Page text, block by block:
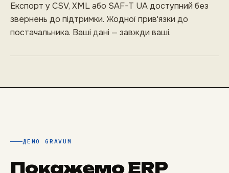
Експорт у CSV, XML або SAF-T UA доступний без
звернень до підтримки. Жодної прив'язки до
постачальника. Ваші дані — завжди ваші.
ДЕМО GRAVUM
Покажемо ERP